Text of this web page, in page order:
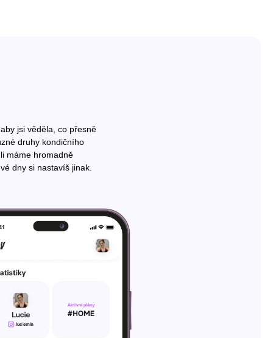
jsi věděla, co přesně
druhy kondičního
máme hromadně
dny si nastavíš jinak.